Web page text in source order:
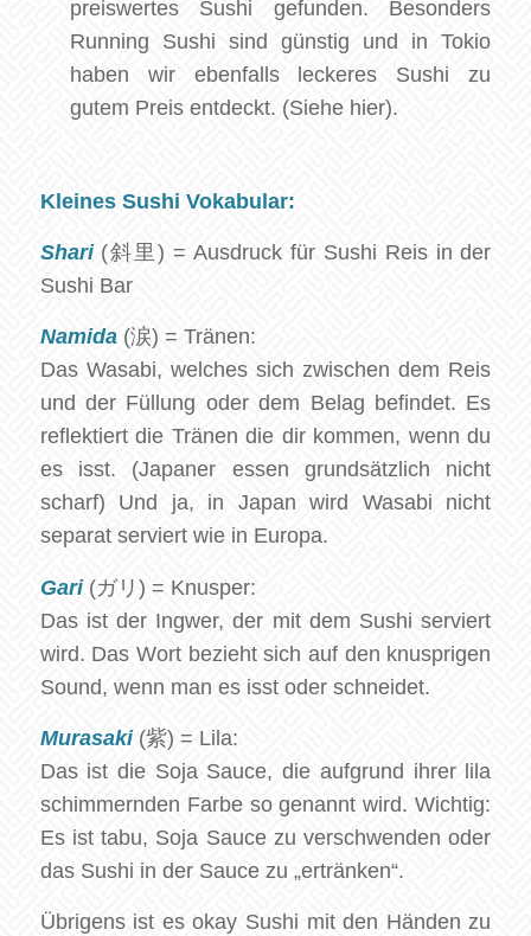
preiswertes Sushi gefunden. Besonders
Running Sushi sind günstig und in Tokio
haben wir ebenfalls leckeres Sushi zu
gutem Preis entdeckt. (Siehe hier).
Kleines Sushi Vokabular:
Shari (斜里) = Ausdruck für Sushi Reis in der
Sushi Bar
Namida (涙) = Tränen:
Das Wasabi, welches sich zwischen dem Reis
und der Füllung oder dem Belag befindet. Es
reflektiert die Tränen die dir kommen, wenn du
es isst. (Japaner essen grundsätzlich nicht
scharf) Und ja, in Japan wird Wasabi nicht
separat serviert wie in Europa.
Gari (ガリ) = Knusper:
Das ist der Ingwer, der mit dem Sushi serviert
wird. Das Wort bezieht sich auf den knusprigen
Sound, wenn man es isst oder schneidet.
Murasaki (紫) = Lila:
Das ist die Soja Sauce, die aufgrund ihrer lila
schimmernden Farbe so genannt wird. Wichtig:
Es ist tabu, Soja Sauce zu verschwenden oder
das Sushi in der Sauce zu „ertränken“.
Übrigens ist es okay Sushi mit den Händen zu